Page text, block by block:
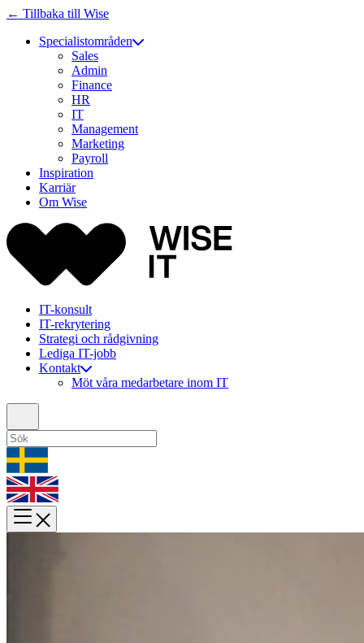
← Tillbaka till Wise
Specialistområden
Sales
Admin
Finance
HR
IT
Management
Marketing
Payroll
Inspiration
Karriär
Om Wise
IT-konsult
IT-rekrytering
Strategi och rådgivning
Lediga IT-jobb
Kontakt
Möt våra medarbetare inom IT